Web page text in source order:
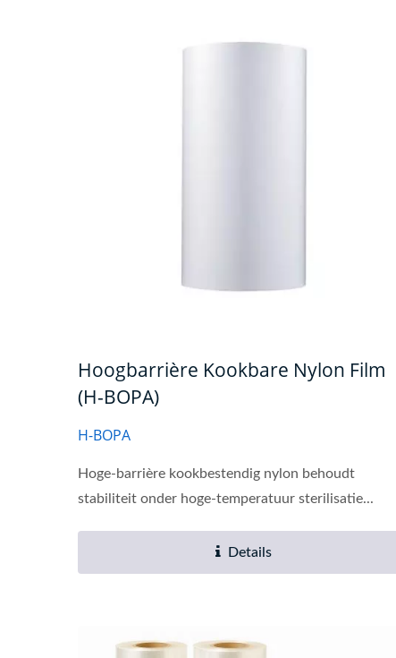
Hoogbarrière Kookbare Nylon Film
(H-BOPA)
H-BOPA
Hoge-barrière kookbestendig nylon behoudt
stabiliteit onder hoge-temperatuur sterilisatie...
Details